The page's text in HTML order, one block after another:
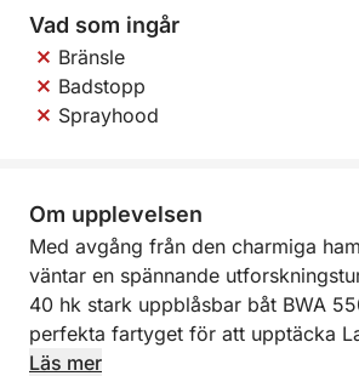
Vad som ingår
Bränsle
Badstopp
Sprayhood
Om upplevelsen
Med avgång från den charmiga
väntar en spännande
40 hk stark uppblåsbar båt BWA
perfekta fartyget för att upptäcka
skärgårds underverk. Denna
Läs mer